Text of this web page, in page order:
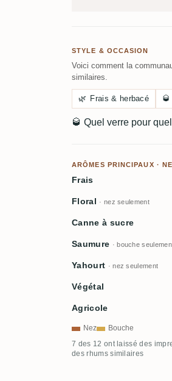
STYLE & OCCASION
Voici comment la
similaires.
🌿 Frais & herbacé 🥃
🥃 Quel verre pour
ARÔMES PRINCIPAUX ·
Frais
Floral · nez seulement
Canne à sucre
Saumure · bouche
Yahourt · nez seulement
Végétal
Agricole
Nez Bouche
7 des 12 ont laissé des
des rhums similaires